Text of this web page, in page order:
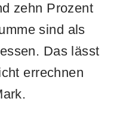
zehn Prozent
sind als
Das lässt
errechnen